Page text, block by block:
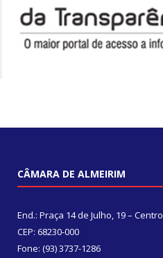
CÂMARA DE ALMEIRIM
End.: Praça 14 de Julho, 19 – Centro
CEP: 68230-000
Fone: (93) 3737-1286